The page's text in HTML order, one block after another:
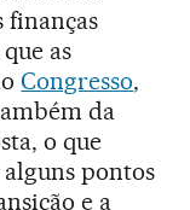
finanças
as
Congresso,
da
o que
pontos
e a